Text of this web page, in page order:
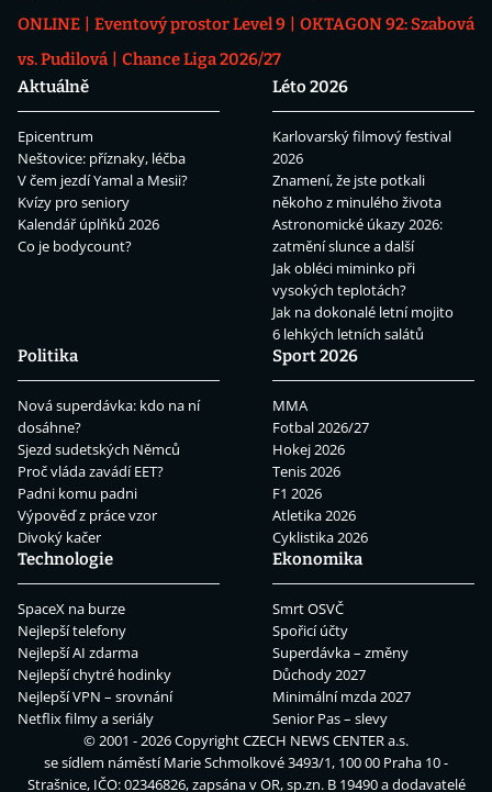
ONLINE
Eventový prostor Level 9
OKTAGON 92: Szabová
vs. Pudilová
Chance Liga 2026/27
Aktuálně
Epicentrum
Neštovice: příznaky, léčba
V čem jezdí Yamal a Mesii?
Kvízy pro seniory
Kalendář úplňků 2026
Co je bodycount?
Léto 2026
Karlovarský filmový festival
2026
Znamení, že jste potkali
někoho z minulého života
Astronomické úkazy 2026:
zatmění slunce a další
Jak obléci miminko při
vysokých teplotách?
Jak na dokonalé letní mojito
6 lehkých letních salátů
Politika
Nová superdávka: kdo na ní
dosáhne?
Sjezd sudetských Němců
Proč vláda zavádí EET?
Padni komu padni
Výpověď z práce vzor
Divoký kačer
Sport 2026
MMA
Fotbal 2026/27
Hokej 2026
Tenis 2026
F1 2026
Atletika 2026
Cyklistika 2026
Technologie
SpaceX na burze
Nejlepší telefony
Nejlepší AI zdarma
Nejlepší chytré hodinky
Nejlepší VPN – srovnání
Netflix filmy a seriály
Ekonomika
Smrt OSVČ
Spořicí účty
Superdávka – změny
Důchody 2027
Minimální mzda 2027
Senior Pas – slevy
© 2001 - 2026 CopyrightCZECH NEWS CENTER a.s.
se sídlem náměstí Marie Schmolkové 3493/1, 100 00 Praha 10 -
Strašnice, IČO: 02346826, zapsána v OR, sp.zn. B 19490 a dodavatelé